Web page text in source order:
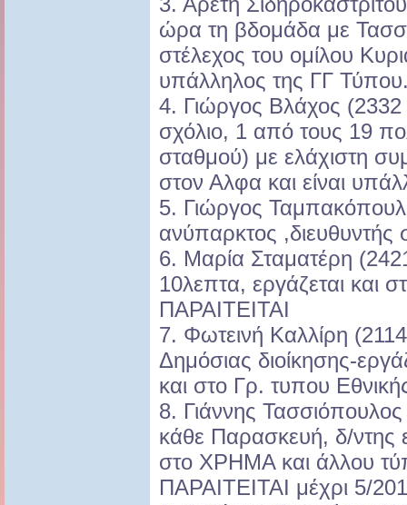
ώρα τη βδομάδα με
στέλεχος του ομίλου
υπάλληλος της ΓΓ
4. Γιώργος Βλάχος (2332
σχόλιο, 1 από τους 19
σταθμού) με ελάχιστη
στον Αλφα και είναι
5. Γιώργος
ανύπαρκτος
6. Μαρία Σταματέρη
10λεπτα, εργάζεται και
ΠΑΡΑΙΤΕΙΤΑΙ
7. Φωτεινή Καλλίρη
Δημόσιας διοίκησης-
και στο Γρ. τυπου
8. Γιάννης
κάθε Παρασκευή, δ/ντης
στο ΧΡΗΜΑ και άλλου
ΠΑΡΑΙΤΕΙΤΑΙ μέχρι 5/